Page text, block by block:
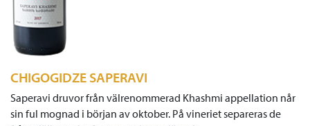
CHIGOGIDZE SAPERAVI
Saperavi druvor från välrenommerad Khashmi appellation når
sin ful mognad i början av oktober. På vineriet separeras de